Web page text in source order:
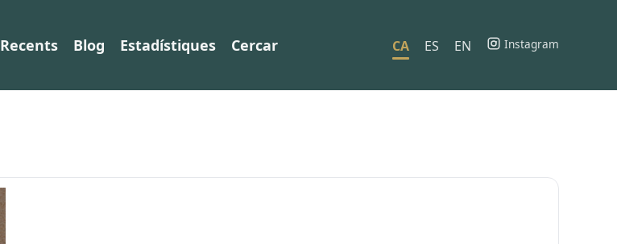
Recents Blog Estadístiques Cercar CA ES EN Instagram